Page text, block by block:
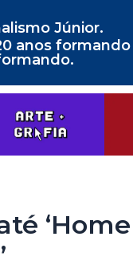
Júnior.
anos formando